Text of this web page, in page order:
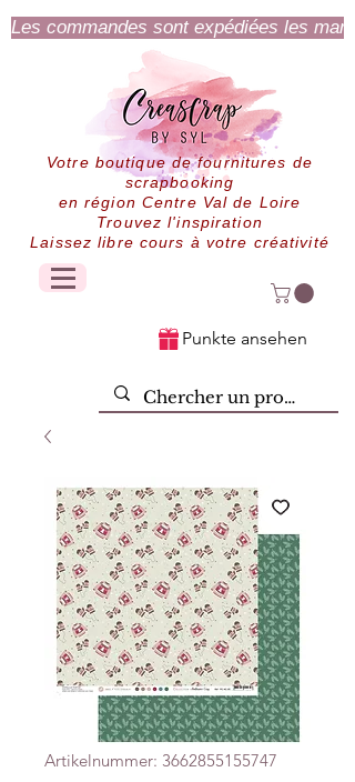
Les commandes sont expédiées les
Votre boutique de fournitures de
scrapbooking
en région Centre Val de Loire
Trouvez l'inspiration
Laissez libre cours à votre créativité
Punkte ansehen
Artikelnummer: 3662855155747